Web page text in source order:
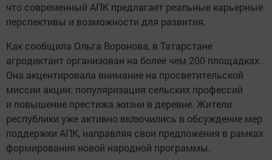
что современный АПК предлагает реальные карьерные
перспективы и возможности для развития.
Как сообщила Ольга Воронова, в Татарстане
агродиктант организован на более чем 200 площадках.
Она акцентировала внимание на просветительской
миссии акции: популяризация сельских профессий
и повышение престижа жизни в деревне. Жители
республики уже активно включились в обсуждение мер
поддержки АПК, направляя свои предложения в рамках
формирования новой народной программы.